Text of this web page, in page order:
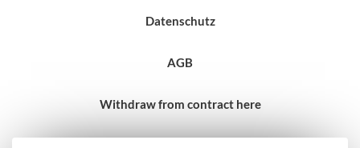
Datenschutz
AGB
Withdraw from contract here